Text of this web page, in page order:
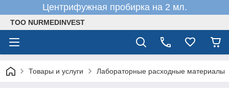
Центрифужная пробирка на 2 мл.
ТОО NURMEDINVEST
Товары и услуги Лабораторные расходные материалы